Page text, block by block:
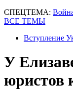
СПЕЦТЕМА:
ВСЕ ТЕМЫ
Вступление
У
юристов